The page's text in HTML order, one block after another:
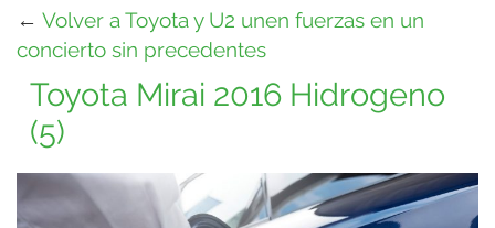
← Volver a Toyota y U2 unen fuerzas en un
concierto sin precedentes
Toyota Mirai 2016 Hidrogeno
(5)